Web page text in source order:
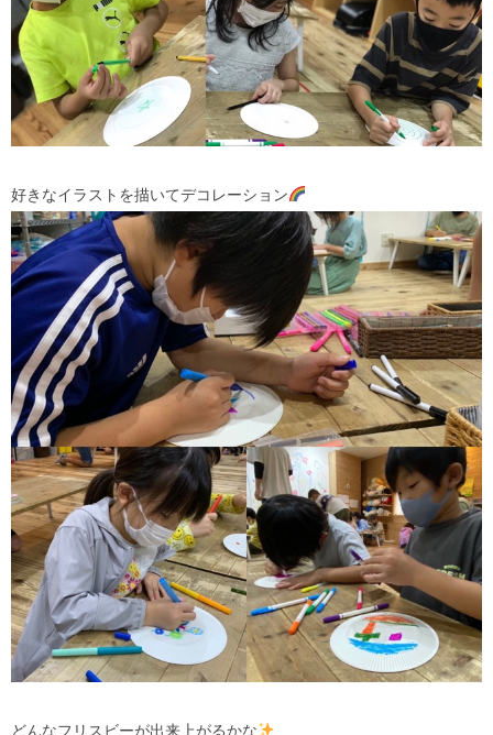
好きなイラストを描いてデコレーション
どんなフリスビーが出来上がるかな